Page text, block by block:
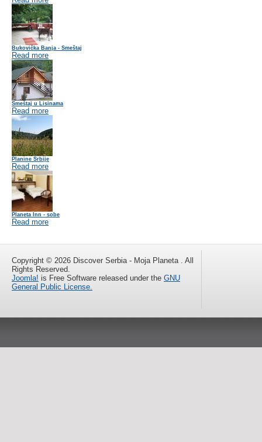
Bukovička Banja - Smeštaj
Read more
Smeštaj u Lisinama
Read more
Planine Srbije
Read more
Planeta Inn - sobe
Read more
Copyright © 2026 Discover Serbia - Moja Planeta . All
Rights Reserved.
Joomla! is Free Software released under the GNU
General Public License.